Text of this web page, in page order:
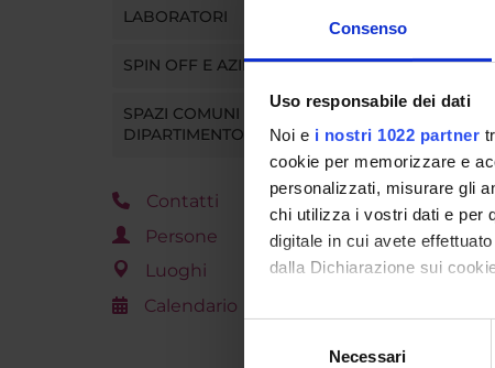
Consenso
Uso responsabile dei dati
Noi e i nostri 1022 partner
cookie per memorizzare e
personalizzati, misurare gli
chi utilizza i vostri dati e per
digitale in cui avete
dalla Dichiarazione sui
Con il tuo consenso,
raccogliere
Necessari
LABORATORI
SPIN OFF E AZIENDE
SPAZI COMUNI DEL
DIPARTIMENTO
Contatti
Persone
Luoghi
Calendario
Foto